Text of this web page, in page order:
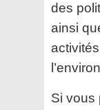
des
ainsi
Si vous